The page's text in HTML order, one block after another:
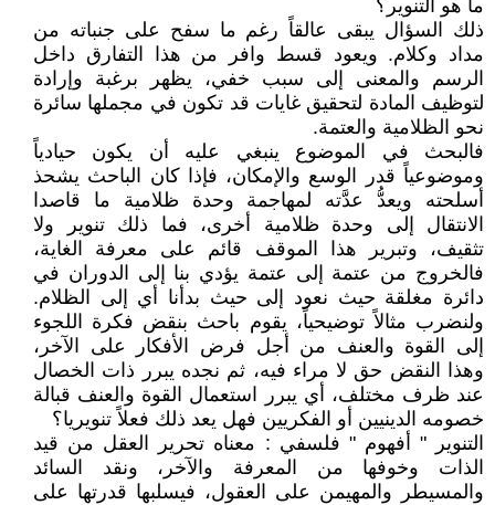
ما هو التنوير؟
ذلك السؤال يبقى عالقاً رغم ما سفح على جنباته من
مداد وكلام. ويعود قسط وافر من هذا التفارق داخل
الرسم والمعنى إلى سبب خفي، يظهر برغبة وإرادة
لتوظيف المادة لتحقيق غايات قد تكون في مجملها سائرة
نحو الظلامية والعتمة.
فالبحث في الموضوع ينبغي عليه أن يكون حيادياً
وموضوعياً قدر الوسع والإمكان، فإذا كان الباحث يشحذ
أسلحته ويعدُّ عدَّته لمهاجمة وحدة ظلامية ما قاصدا
الانتقال إلى وحدة ظلامية أخرى، فما ذلك تنوير ولا
تثقيف، وتبرير هذا الموقف قائم على معرفة الغاية،
فالخروج من عتمة إلى عتمة يؤدي بنا إلى الدوران في
دائرة مغلقة حيث نعود إلى حيث بدأنا أي إلى الظلام.
ولنضرب مثالاً توضيحياً، يقوم باحث بنقض فكرة اللجوء
إلى القوة والعنف من أجل فرض الأفكار على الآخر،
وهذا النقض حق لا مراء فيه، ثم نجده يبرر ذات الخصال
عند ظرف مختلف، أي يبرر استعمال القوة والعنف قبالة
خصومه الدينيين أو الفكريين فهل يعد ذلك فعلاً تنويريا؟
التنوير " أفهوم " فلسفي : معناه تحرير العقل من قيد
الذات وخوفها من المعرفة والآخر، ونقد السائد
والمسيطر والمهيمن على العقول، فيسلبها قدرتها على